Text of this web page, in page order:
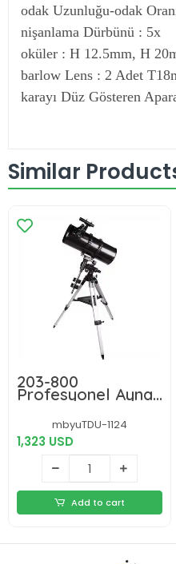
odak Uzunluğu-odak
nişanlama Dürbünü : 5x
oküler : H 12.5mm, H
barlow Lens : 2 Adet
karayı Düz Gösteren
Similar
203-800
Profesyonel Aynalı
Model Teleskop
mbyuTDU-1124
1,323 USD
Add to cart